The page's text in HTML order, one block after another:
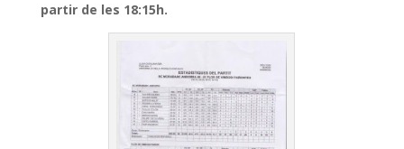
partir de les 18:15h.